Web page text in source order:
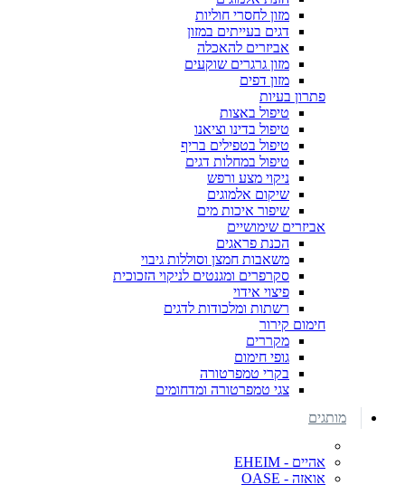
מזון לחסרי חוליות
דגים בעייתים במזון
אביזרים להאכלה
מזון גרגרים שוקעים
מזון דפים
פתרון בעיות
טיפול באצות
טיפול בדינו וציאנו
טיפול בטפילים בריף
טיפול במחלות דגים
ניקוי מצע ורפש
שיקום אלמוגים
שיפור איכות מים
אביזרים שימושיים
הכנת פראגים
משאבות חמצן וסוללות גיבוי
סקרפרים ומגנטים לניקוי הזכוכית
פיצוי אידוי
רשתות ומלכודות לדגים
חימום קירור
מקררים
גופי חימום
בקרי טמפרטורה
צגי טמפרטורה ומדחומים
מותגים
אהיים - EHEIM
אואזה - OASE